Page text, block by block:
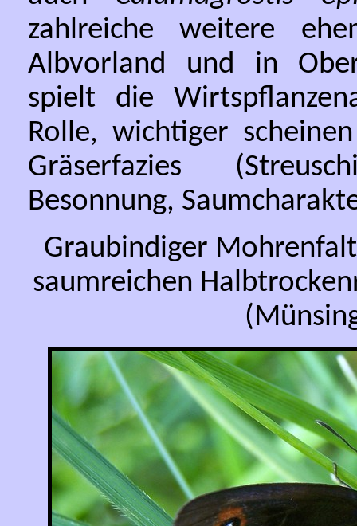
zahlreiche weitere
Albvorland und in
spielt die
Rolle, wichtiger
Gräserfazies
Besonnung,
Graubindiger
saumreichen